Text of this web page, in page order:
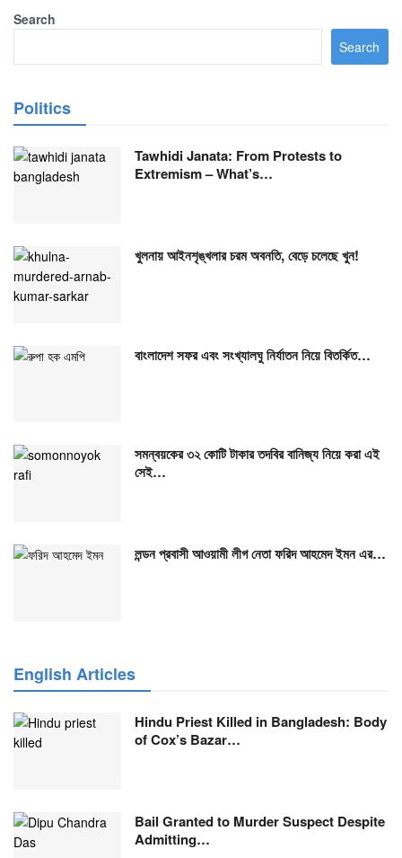
Search
Search
Politics
Tawhidi Janata: From Protests to
Extremism – What’s…
খুলনায় আইনশৃঙ্খলার চরম অবনতি, বেড়ে চলেছে খুন!
বাংলাদেশ সফর এবং সংখ্যালঘু নির্যাতন নিয়ে বিতর্কিত…
সমন্বয়কের ৩২ কোটি টাকার তদবির বানিজ্য নিয়ে করা এই
সেই…
লন্ডন প্রবাসী আওয়ামী লীগ নেতা ফরিদ আহমেদ ইমন এর…
English Articles
Hindu Priest Killed in Bangladesh: Body
of Cox’s Bazar…
Bail Granted to Murder Suspect Despite
Admitting…